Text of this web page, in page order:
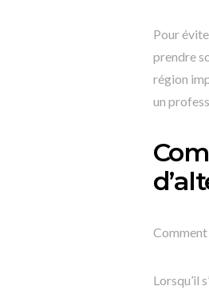
Pour
prendre
région
un
Comment
Lorsqu’il